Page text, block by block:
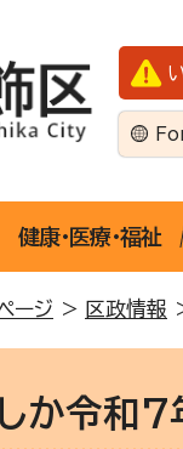
健康・医療・福祉
ージ > 区政情報
か令和